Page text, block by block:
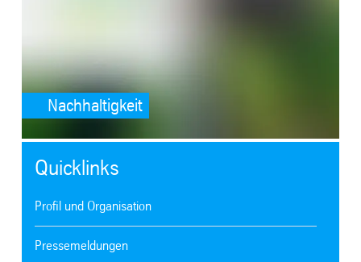
Nachhaltigkeit
Quicklinks
Profil und Organisation
Pressemeldungen